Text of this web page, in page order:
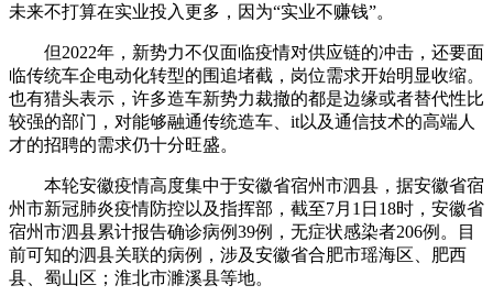
未来不打算在实业投入更多，因为“实业不赚钱”。
但2022年，新势力不仅面临疫情对供应链的冲击，还要面
临传统车企电动化转型的围追堵截，岗位需求开始明显收缩。
也有猎头表示，许多造车新势力裁撤的都是边缘或者替代性比
较强的部门，对能够融通传统造车、it以及通信技术的高端人
才的招聘的需求仍十分旺盛。
本轮安徽疫情高度集中于安徽省宿州市泗县，据安徽省宿
州市新冠肺炎疫情防控以及指挥部，截至7月1日18时，安徽省
宿州市泗县累计报告确诊病例39例，无症状感染者206例。目
前可知的泗县关联的病例，涉及安徽省合肥市瑶海区、肥西
县、蜀山区；淮北市濉溪县等地。